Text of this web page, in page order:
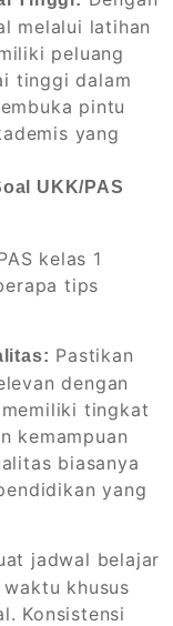
melalui latihan
peluang
tinggi dalam
pintu
yang
UKK/PAS
kelas 1
tips
Pastikan
dengan
tingkat
kemampuan
biasanya
yang
jadwal belajar
khusus
Konsistensi